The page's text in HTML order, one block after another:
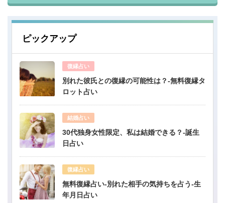
ピックアップ
復縁占い
別れた彼氏との復縁の可能性は？-無料復縁タ
ロット占い
結婚占い
30代独身女性限定、私は結婚できる？-誕生
日占い
復縁占い
無料復縁占い-別れた相手の気持ちを占う-生
年月日占い